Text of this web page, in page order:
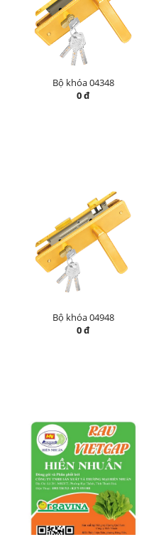
Bộ khóa 04348
0 đ
Bộ khóa 04948
0 đ